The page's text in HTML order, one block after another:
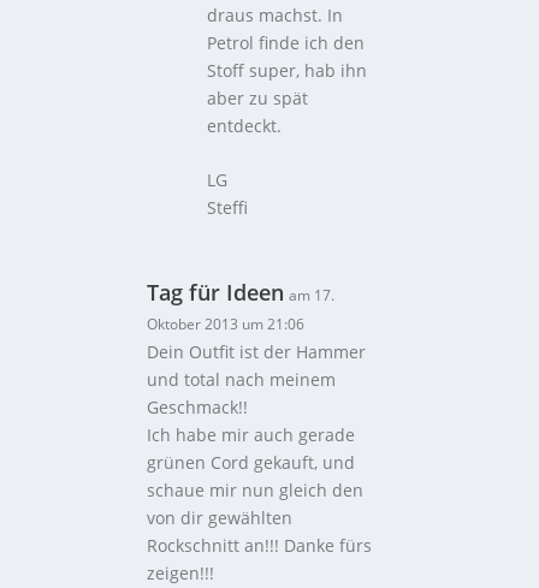
draus machst. In
Petrol finde ich den
Stoff super, hab ihn
aber zu spät
entdeckt.
LG
Steffi
Tag für Ideen am 17.
Oktober 2013 um 21:06
Dein Outfit ist der Hammer
und total nach meinem
Geschmack!!
Ich habe mir auch gerade
grünen Cord gekauft, und
schaue mir nun gleich den
von dir gewählten
Rockschnitt an!!! Danke fürs
zeigen!!!